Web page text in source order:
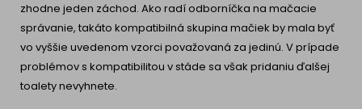
zhodne jeden záchod. Ako radí odborníčka na mačacie
správanie, takáto kompatibilná skupina mačiek by mala byť
vo vyššie uvedenom vzorci považovaná za jedinú. V prípade
problémov s kompatibilitou v stáde sa však pridaniu ďalšej
toalety nevyhnete.